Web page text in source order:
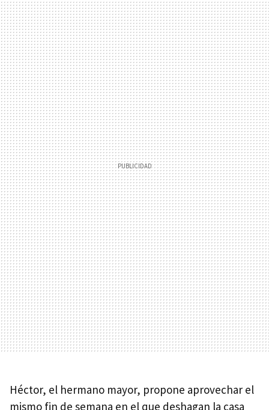
Héctor, el hermano mayor, propone aprovechar el
mismo fin de semana en el que deshagan la casa